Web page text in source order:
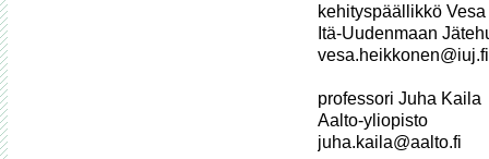
kehityspäällikkö
Itä-Uudenmaan
vesa.heikkonen@iuj.fi
professori Juha Kaila
Aalto-yliopisto
juha.kaila@aalto.fi